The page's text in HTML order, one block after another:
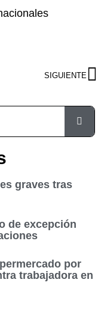
SIGUIENTE
graves tras
de excepción
por
trabajadora en